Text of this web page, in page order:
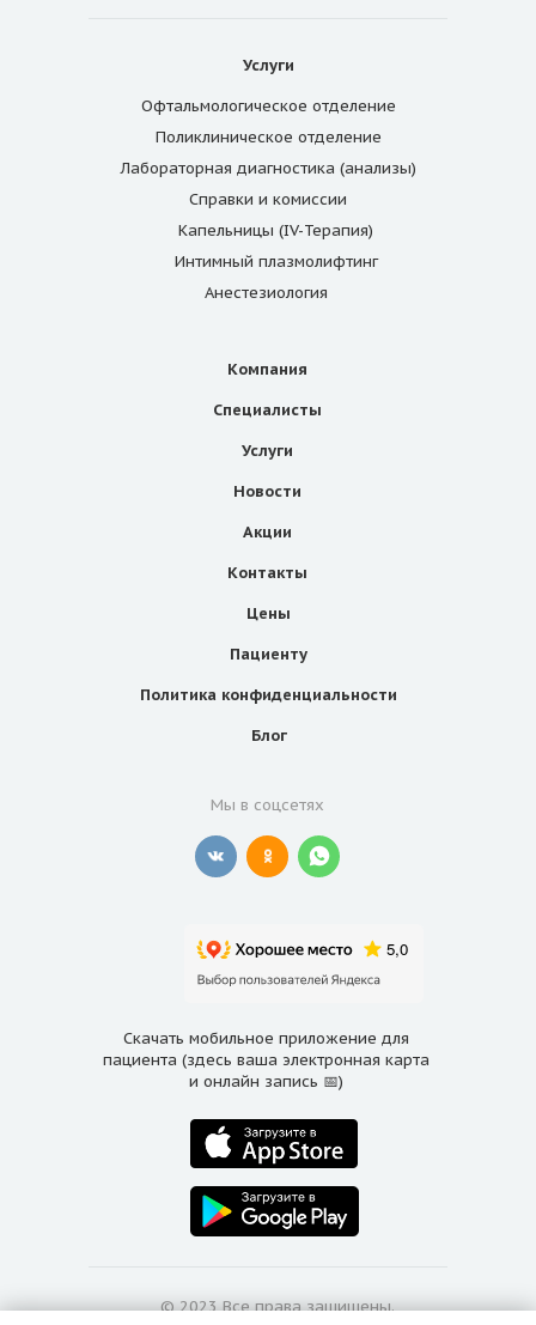
Услуги
Офтальмологическое отделение
Поликлиническое отделение
Лабораторная диагностика (анализы)
Справки и комиссии
Капельницы (IV-Терапия)
Интимный плазмолифтинг
Анестезиология
Пациенту
Политика конфиденциальности
Блог
Цены
Компания
Специалисты
Услуги
Новости
Контакты
Акции
© 2023 Все права защищены.
Скачать мобильное приложение для
пациента (здесь ваша электронная карта
и онлайн запись 📅)
Мы в соцсетях